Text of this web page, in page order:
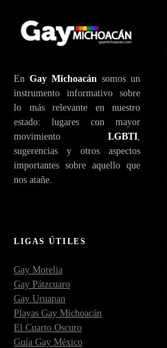
t
r
ó
n
i
c
o
En Gay Michoacán somos un
instrumento informativo sobre
lo más relevante en nuestro
estado: lugares con mayor
movimiento LGBTI
sugerencias y otros aspectos
importantes sobre aquello que
nos atañe.
LIGAS ÚTILES
Gay Morelia
Gay Pátzcuaro
Gay Uruapan
Playas Gay Michoacán
El Cuarto Oscuro
Guía Gay México